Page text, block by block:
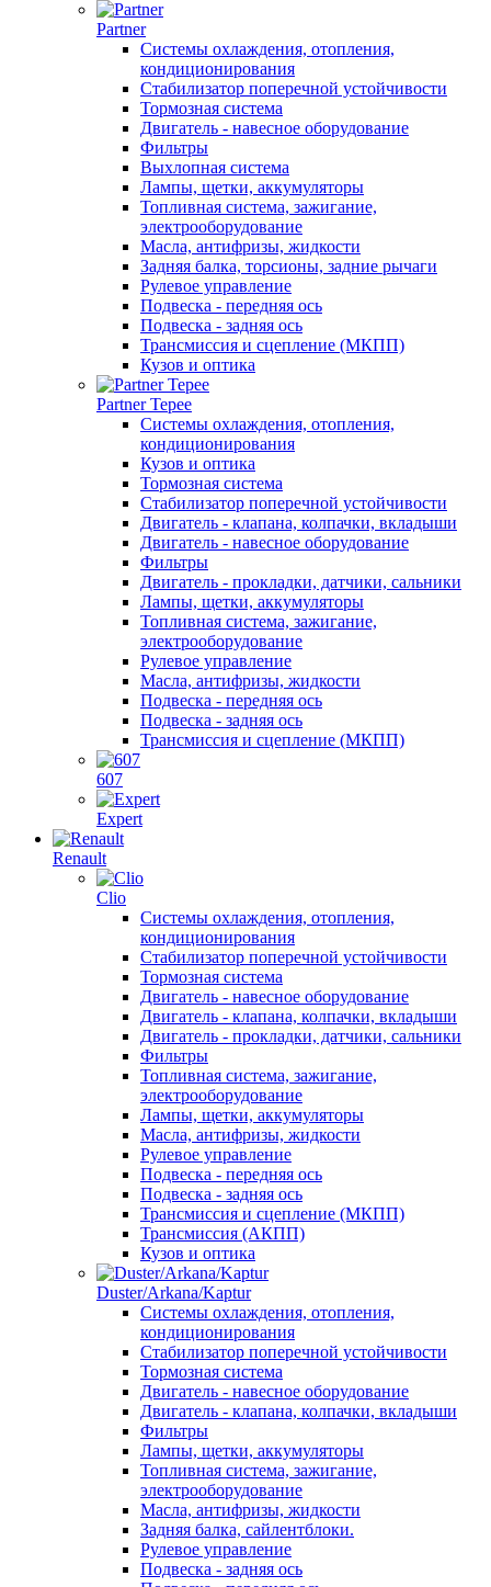
Partner
Системы охлаждения, отопления,
кондиционирования
Стабилизатор поперечной устойчивости
Тормозная система
Двигатель - навесное оборудование
Фильтры
Выхлопная система
Лампы, щетки, аккумуляторы
Топливная система, зажигание,
электрооборудование
Масла, антифризы, жидкости
Задняя балка, торсионы, задние рычаги
Рулевое управление
Подвеска - передняя ось
Подвеска - задняя ось
Трансмиссия и сцепление (МКПП)
Кузов и оптика
Partner Tepee
Системы охлаждения, отопления,
кондиционирования
Кузов и оптика
Тормозная система
Стабилизатор поперечной устойчивости
Двигатель - клапана, колпачки, вкладыши
Двигатель - навесное оборудование
Фильтры
Двигатель - прокладки, датчики, сальники
Лампы, щетки, аккумуляторы
Топливная система, зажигание,
электрооборудование
Рулевое управление
Масла, антифризы, жидкости
Подвеска - передняя ось
Подвеска - задняя ось
Трансмиссия и сцепление (МКПП)
607
Expert
Renault
Clio
Системы охлаждения, отопления,
кондиционирования
Стабилизатор поперечной устойчивости
Тормозная система
Двигатель - навесное оборудование
Двигатель - клапана, колпачки, вкладыши
Двигатель - прокладки, датчики, сальники
Фильтры
Топливная система, зажигание,
электрооборудование
Лампы, щетки, аккумуляторы
Масла, антифризы, жидкости
Рулевое управление
Подвеска - передняя ось
Подвеска - задняя ось
Трансмиссия и сцепление (МКПП)
Трансмиссия (АКПП)
Кузов и оптика
Duster/Arkana/Kaptur
Системы охлаждения, отопления,
кондиционирования
Стабилизатор поперечной устойчивости
Тормозная система
Двигатель - навесное оборудование
Двигатель - клапана, колпачки, вкладыши
Фильтры
Лампы, щетки, аккумуляторы
Топливная система, зажигание,
электрооборудование
Масла, антифризы, жидкости
Задняя балка, сайлентблоки.
Рулевое управление
Подвеска - задняя ось